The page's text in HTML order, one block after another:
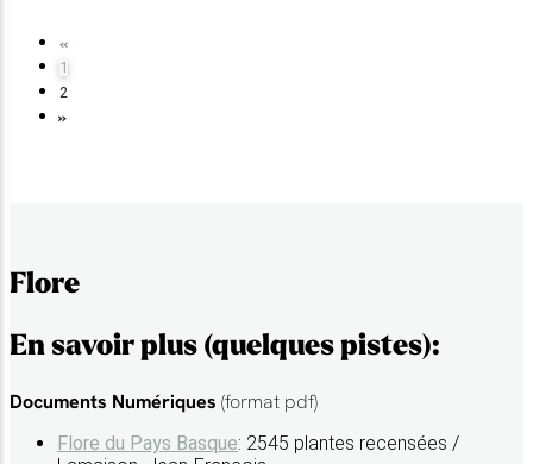
«
1
2
»
Flore
En savoir plus (quelques pistes):
Documents Numériques (format pdf)
Flore du Pays Basque: 2545 plantes recensées /